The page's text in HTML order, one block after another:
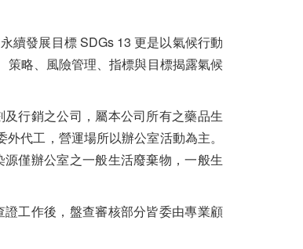
續發展目標 SDGs 13 更是以氣候行動
略、風險管理、指標與目標揭露氣候
行銷之公司，屬本公司所有之藥品生
代工，營運場所以辦公室活動為主。
僅辦公室之一般生活廢棄物，一般生
工作後，盤查審核部分皆委由專業顧